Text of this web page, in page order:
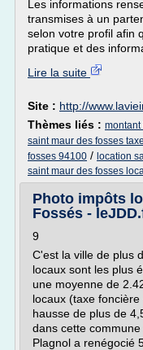
Les informations
transmises à un
selon votre profil afin
pratique et des
Lire la suite
Site : http://
Thèmes liés : montant
saint maur des fosses
fosses 94100 / location
saint maur des fosses
Photo impôts
Fossés -
9
C'est la ville de plus
locaux sont les plus
une moyenne de
locaux (taxe
hausse de plus de
dans cette
Plagnol a renégocié